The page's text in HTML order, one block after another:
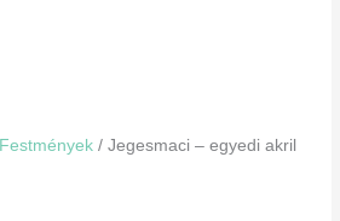
Festmények / Jegesmaci – egyedi akril